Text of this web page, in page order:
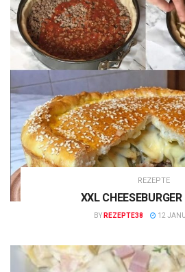
REZEPTE
XXL CHEESEBURGER
BY REZEPTE38 12